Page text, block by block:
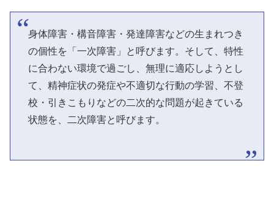
身体障害・構音障害・発達障害などの生まれつき
の個性を「一次障害」と呼びます。そして、特性
に合わない環境で過ごし、無理に適応しようとし
て、精神症状の発症や不適切な行動の学習、不登
校・引きこもりなどの二次的な問題が起きている
状態を、二次障害と呼びます。